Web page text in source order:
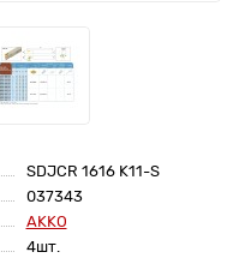
SDJCR 1616 K11-S
037343
AKKO
4шт.